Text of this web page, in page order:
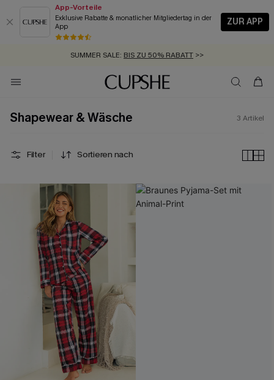
App-Vorteile
Exklusive Rabatte & monatlicher Mitgliedertag in der
App
ZUR APP
GRATIS MASSBAND MIT JEDEM SCHNELLVERSAND-ARTIKEL >>
SUMMER SALE: BIS ZU 50% RABATT >>
ZUM NEWSLETTER:BIS ZU -20% EXTRA ERHALTEN
KOSTENLOSER VERSAND AB 89 €
Shapewear & Wäsche 3 Artikel
Filter Sortieren nach